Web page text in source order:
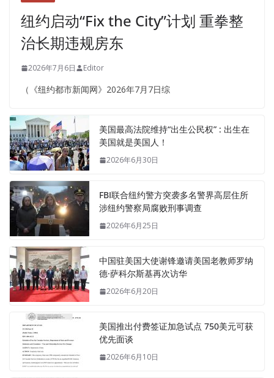
纽约启动“Fix the City”计划 重拳整
治长期违规房东
2026年7月6日 Editor
（《纽约都市新闻网》2026年7月7日综
美国最高法院维持“出生公民权” : 出生在
美国就是美国人！
2026年6月30日
FBI联合纽约警方突袭多名警界高层住所
涉纽约警察局腐败刑事调查
2026年6月25日
中国驻美国大使谢锋邀请美国老教师罗纳
德·萨科尔斯基再次访华
2026年6月20日
美国推出付费签证加急试点 750美元可获
优先面谈
2026年6月10日